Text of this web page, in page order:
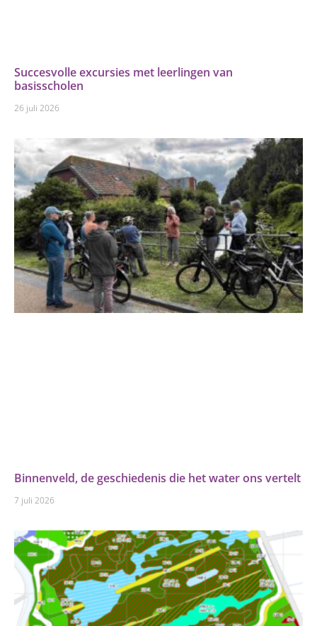
Succesvolle excursies met leerlingen van
basisscholen
26 juli 2026
Binnenveld, de geschiedenis die het water ons vertelt
7 juli 2026